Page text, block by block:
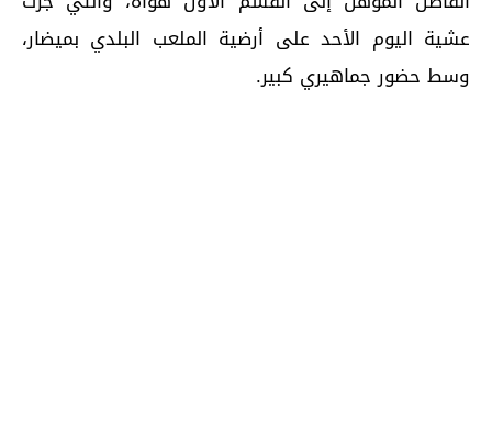
عشية اليوم الأحد على أرضية الملعب البلدي بميضار،
وسط حضور جماهيري كبير.